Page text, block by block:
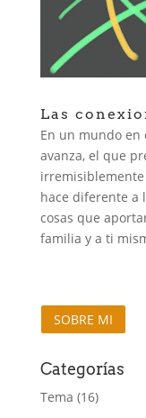
Las
En un mundo en
avanza, el que
hace diferente a
cosas que
familia y a ti
SOBRE MI
Categorías
Tema (16)